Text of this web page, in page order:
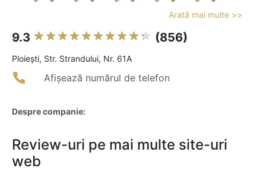
Arată mai multe >>
9.3 (856)
Ploieşti, Str. Strandului, Nr. 61A
Afișează numărul de telefon
Despre companie:
Review-uri pe mai multe site-uri
web